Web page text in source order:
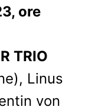
ore
TRIO
Linus
von